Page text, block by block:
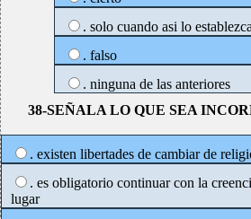
. solo cuando asi lo
. falso
. ninguna de las anteriores
38-SEÑALA LO QUE SEA
. existen libertades de cambiar de
. es obligatorio continuar con la
lugar